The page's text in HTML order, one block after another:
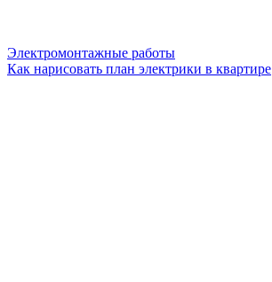
Электромонтажные работы
Как нарисовать план электрики в квартире